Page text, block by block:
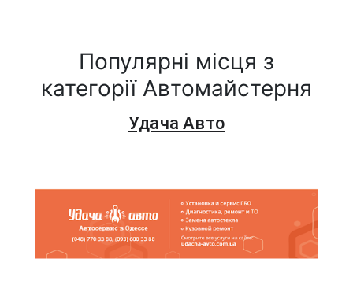
Популярні місця з
категорії Автомайстерня
Удача Авто